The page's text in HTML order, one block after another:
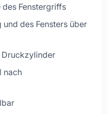
Fenstergriffs
des Fensters über
nach